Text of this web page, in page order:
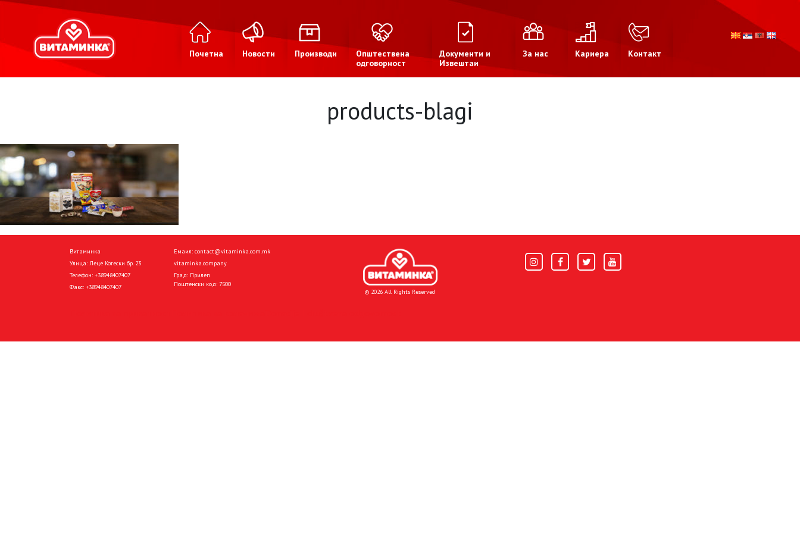
Почетна Новости Производи
Општествена
одговорност
Документи и
Извештаи
За нас Кариера Контакт
products-blagi
Витаминка
Улица: Леце Котески бр. 23
Телефон: +38948407407
Факс: +38948407407
Емаил: contact@vitaminka.com.mk
vitaminka.company
Град: Прилеп
Поштенски код: 7500
© 2026 All Rights Reserved